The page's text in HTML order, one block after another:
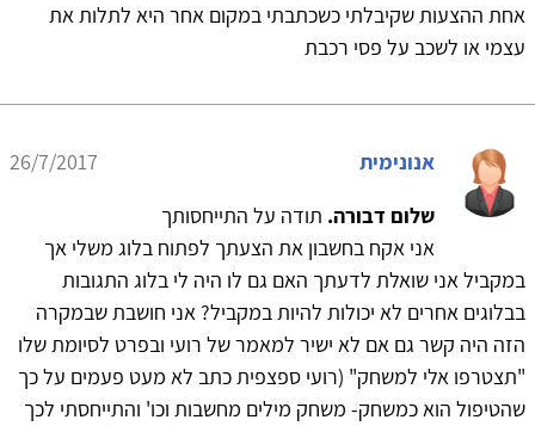
אחת ההצעות שקיבלתי כשכתבתי במקום אחר היא לתלות את
עצמי או לשכב על פסי רכבת
אנונימית
26/7/2017
שלום דבורה. תודה על התייחסותך
אני אקח בחשבון את הצעתך לפתוח בלוג משלי אך
במקביל אני שואלת לדעתך האם גם לו היה לי בלוג התגובות
בבלוגים אחרים לא יכולות להיות במקביל? אני חושבת שבמקרה
הזה היה קשר גם אם לא ישיר למאמר של רועי ובפרט לסיומת שלו
"תצטרפו אלי למשחק" (רועי ספצפית כתב לא מעט פעמים על כך
שהטיפול הוא כמשחק- משחק מילים מחשבות וכו' והתייחסתי לכך